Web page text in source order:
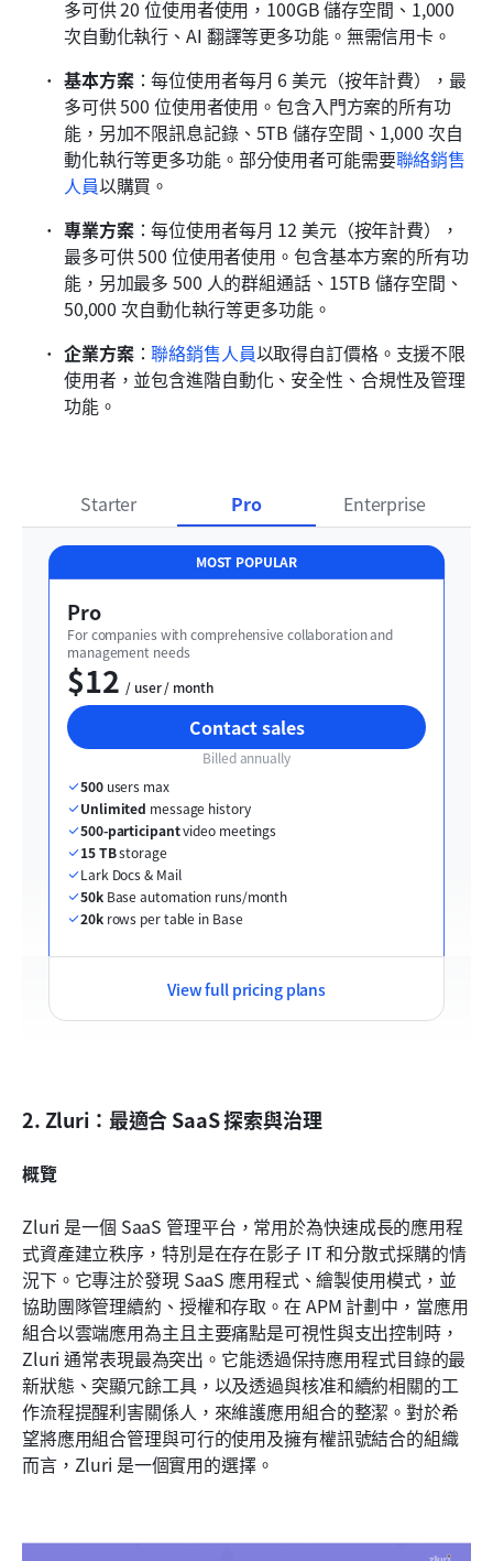
多可供 20 位使用者使用，100GB 儲存空間、1,000
次自動化執行、AI 翻譯等更多功能。無需信用卡。
基本方案：每位使用者每月 6 美元（按年計費），最
多可供 500 位使用者使用。包含入門方案的所有功
能，另加不限訊息記錄、5TB 儲存空間、1,000 次自
動化執行等更多功能。部分使用者可能需要聯絡銷售
人員以購買。
專業方案：每位使用者每月 12 美元（按年計費），
最多可供 500 位使用者使用。包含基本方案的所有功
能，另加最多 500 人的群組通話、15TB 儲存空間、
50,000 次自動化執行等更多功能。
企業方案：聯絡銷售人員以取得自訂價格。支援不限
使用者，並包含進階自動化、安全性、合規性及管理
功能。
Starter Pro Enterprise
MOST POPULAR
Pro
For companies with comprehensive collaboration and
management needs
$12
  / user / month
Contact sales
Billed annually
500 users max
Unlimited message history
500-participant video meetings
15 TB storage
Lark Docs & Mail
50k Base automation runs/month
20k rows per table in Base
View full pricing plans
2. Zluri：最適合 SaaS 探索與治理
概覽
Zluri 是一個 SaaS 管理平台，常用於為快速成長的應用程
式資產建立秩序，特別是在存在影子 IT 和分散式採購的情
況下。它專注於發現 SaaS 應用程式、繪製使用模式，並
協助團隊管理續約、授權和存取。在 APM 計劃中，當應用
組合以雲端應用為主且主要痛點是可視性與支出控制時，
Zluri 通常表現最為突出。它能透過保持應用程式目錄的最
新狀態、突顯冗餘工具，以及透過與核准和續約相關的工
作流程提醒利害關係人，來維護應用組合的整潔。對於希
望將應用組合管理與可行的使用及擁有權訊號結合的組織
而言，Zluri 是一個實用的選擇。